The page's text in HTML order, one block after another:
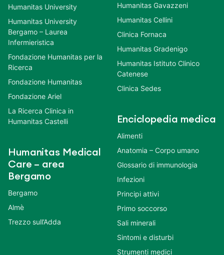
Humanitas University
Humanitas University
Bergamo – Laurea
Infermieristica
Fondazione Humanitas per la
Ricerca
Fondazione Humanitas
Fondazione Ariel
La Ricerca Clinica in
Humanitas Castelli
Humanitas Medical
Care – area
Bergamo
Bergamo
Almè
Trezzo sull’Adda
Humanitas Gavazzeni
Humanitas Cellini
Clinica Fornaca
Humanitas Gradenigo
Humanitas Istituto Clinico
Catenese
Clinica Sedes
Enciclopedia medica
Alimenti
Anatomia – Corpo umano
Glossario di immunologia
Infezioni
Principi attivi
Primo soccorso
Sali minerali
Sintomi e disturbi
Strumenti medici